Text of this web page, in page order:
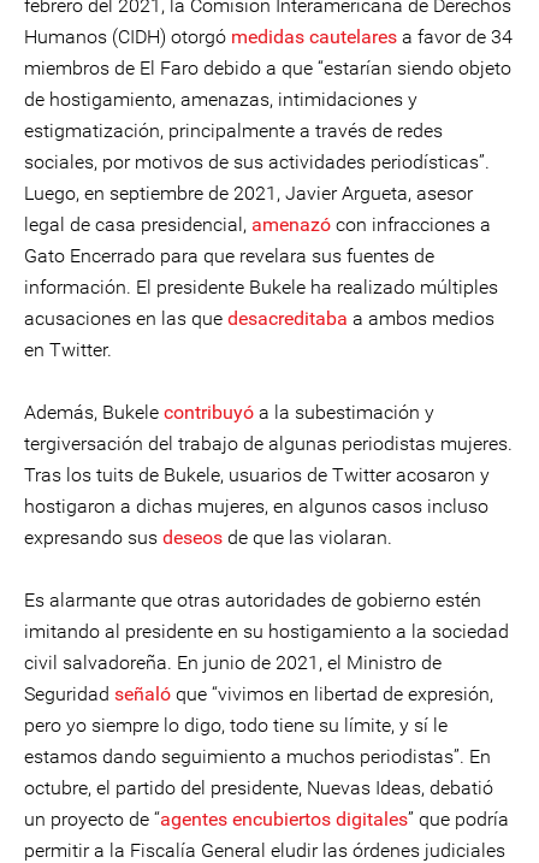
febrero del 2021, la Comisión Interamericana de Derechos
Humanos (CIDH) otorgó medidas cautelares a favor de 34
miembros de El Faro debido a que “estarían siendo objeto
de hostigamiento, amenazas, intimidaciones y
estigmatización, principalmente a través de redes
sociales, por motivos de sus actividades periodísticas”.
Luego, en septiembre de 2021, Javier Argueta, asesor
legal de casa presidencial, amenazó con infracciones a
Gato Encerrado para que revelara sus fuentes de
información. El presidente Bukele ha realizado múltiples
acusaciones en las que desacreditaba a ambos medios
en Twitter.
Además, Bukele contribuyó a la subestimación y
tergiversación del trabajo de algunas periodistas mujeres.
Tras los tuits de Bukele, usuarios de Twitter acosaron y
hostigaron a dichas mujeres, en algunos casos incluso
expresando sus deseos de que las violaran.
Es alarmante que otras autoridades de gobierno estén
imitando al presidente en su hostigamiento a la sociedad
civil salvadoreña. En junio de 2021, el Ministro de
Seguridad señaló que “vivimos en libertad de expresión,
pero yo siempre lo digo, todo tiene su límite, y sí le
estamos dando seguimiento a muchos periodistas”. En
octubre, el partido del presidente, Nuevas Ideas, debatió
un proyecto de “agentes encubiertos digitales” que podría
permitir a la Fiscalía General eludir las órdenes judiciales